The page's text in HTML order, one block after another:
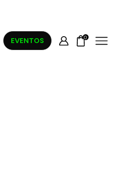
EVENTOS 0